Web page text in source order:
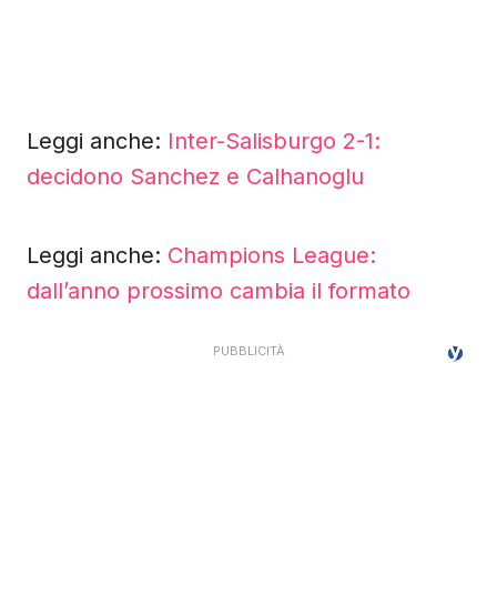
Leggi anche: Inter-Salisburgo 2-1:
decidono Sanchez e Calhanoglu
Leggi anche: Champions League:
dall’anno prossimo cambia il formato